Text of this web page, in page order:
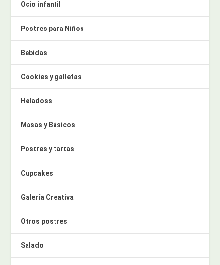
Ocio infantil
Postres para Niños
Bebidas
Cookies y galletas
Heladoss
Masas y Básicos
Postres y tartas
Cupcakes
Galería Creativa
Otros postres
Salado